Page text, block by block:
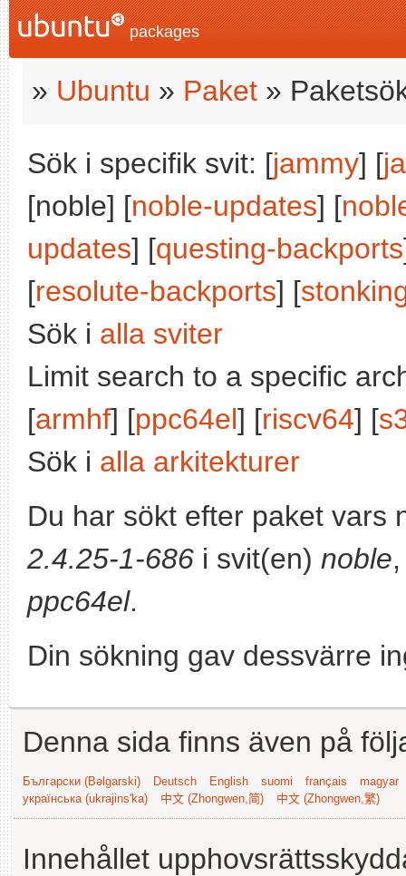
packages
» Ubuntu » Paket »
Sök i specifik svit: [jammy] [
[noble] [noble-updates] [
updates] [questing-backports
[resolute-backports] [
Sök i alla sviter
Limit search to a specific
[armhf] [ppc64el] [riscv64] [
Sök i alla arkitekturer
Du har sökt efter paket vars
2.4.25-1-686 i svit(en) noble
ppc64el.
Din sökning gav dessvärre
Denna sida finns även på
Български (Bəlgarski) Deutsch English suomi français
magyar
українська (ukrajins'ka)
中文 (Zhongwen,简) 中文 (Zhongwen,繁)
Innehållet